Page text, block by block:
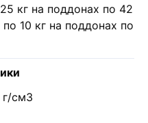
кг на поддонах по 42
10 кг на поддонах по
г/см3